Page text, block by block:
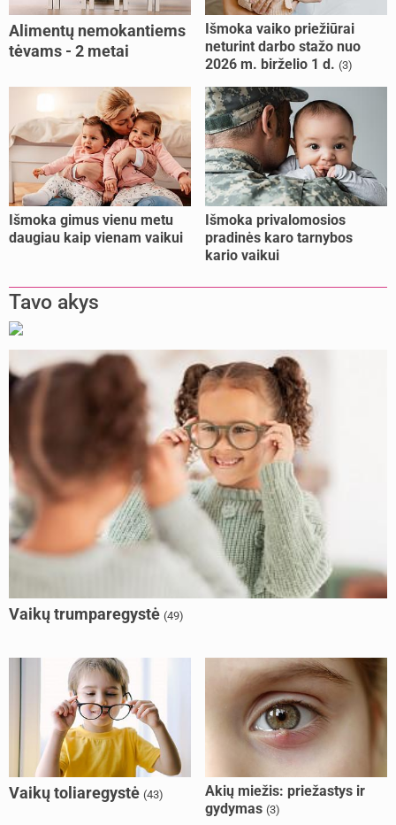
Alimentų nemokantiems
tėvams - 2 metai
Išmoka vaiko priežiūrai
neturint darbo stažo nuo
2026 m. birželio 1 d. (3)
Išmoka gimus vienu metu
daugiau kaip vienam vaikui
Išmoka privalomosios
pradinės karo tarnybos
kario vaikui
Tavo akys
Vaikų trumparegystė (49)
Vaikų toliaregystė (43)
Akių miežis: priežastys ir
gydymas (3)